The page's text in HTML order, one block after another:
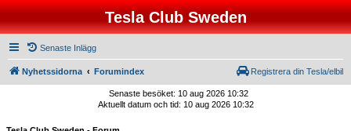
Tesla Club Sweden
Senaste Inlägg
Nyhetssidorna Forumindex Registrera din Tesla/elbil
Senaste besöket: 10 aug 2026 10:32
Aktuellt datum och tid: 10 aug 2026 10:32